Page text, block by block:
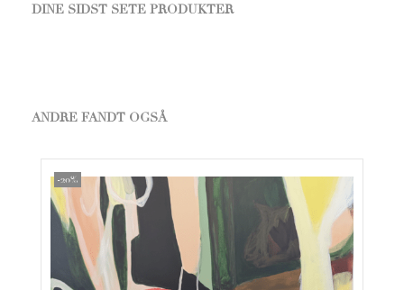
DINE SIDST SETE PRODUKTER
ANDRE FANDT OGSÅ
-20%